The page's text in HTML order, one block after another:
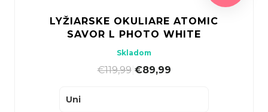
LYŽIARSKE OKULIARE ATOMIC
SAVOR L PHOTO WHITE
Skladom
€119,99| €89,99
Uni